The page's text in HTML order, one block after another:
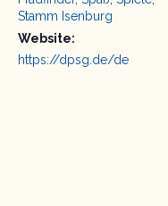
Stamm Isenburg
Website:
https://dpsg.de/de